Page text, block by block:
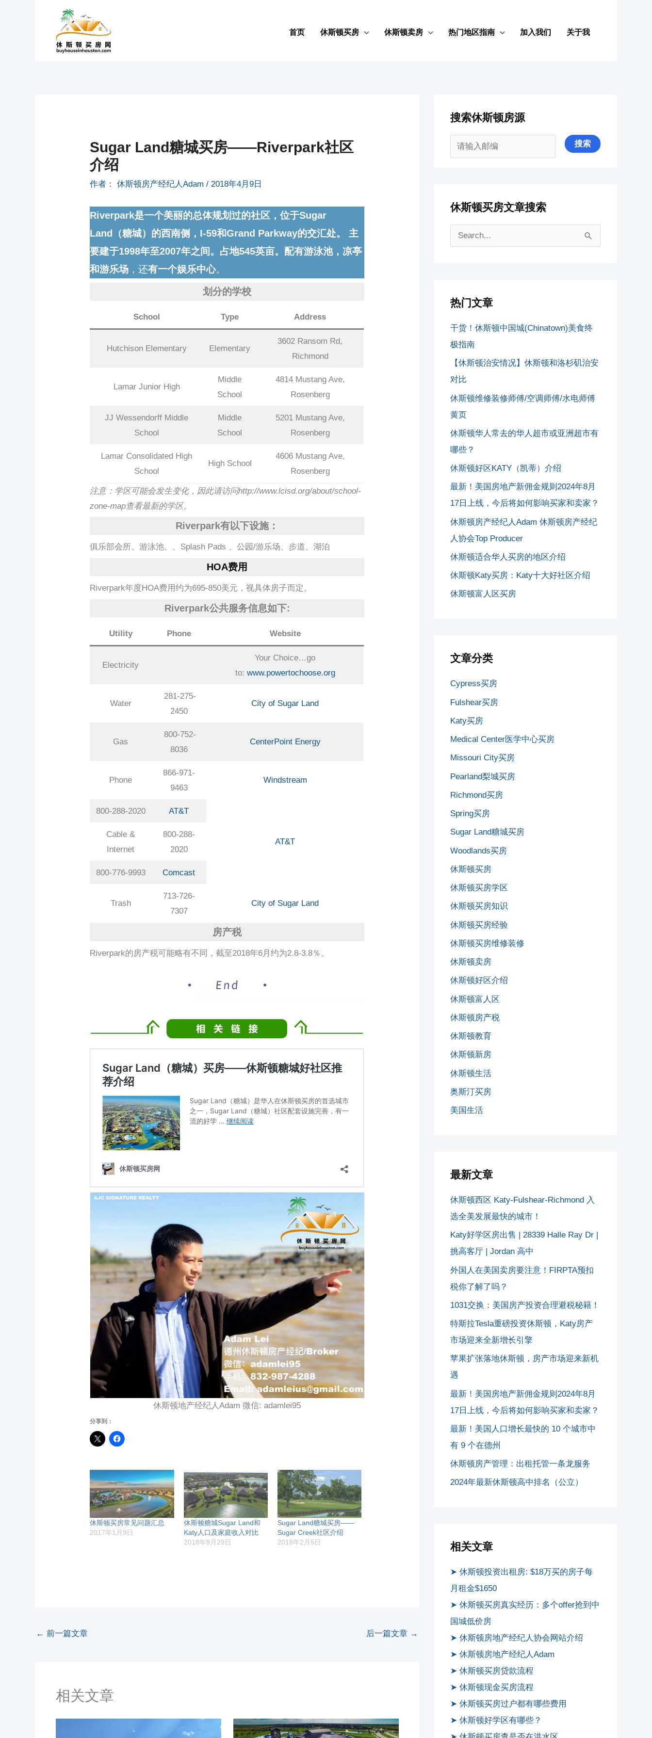
首页 休斯顿买房 休斯顿卖房 热门地区指南 加入我们 关于我
Sugar Land糖城买房——Riverpark社区
介绍
作者： 休斯顿房产经纪人Adam/2018年4月9日
Riverpark是一个美丽的总体规划过的社区，位于Sugar
Land（糖城）的西南侧，I-59和Grand Parkway的交汇处。 主
要建于1998年至2007年之间。占地545英亩。配有游泳池，凉亭
和游乐场 ，还有一个娱乐中心。
划分的学校
School Type Address
Hutchison Elementary Elementary
3602 Ransom Rd,
Richmond
Lamar Junior High
Middle
School
4814 Mustang Ave,
Rosenberg
JJ Wessendorff Middle
School
Middle
School
5201 Mustang Ave,
Rosenberg
Lamar Consolidated High
School
High School
4606 Mustang Ave,
Rosenberg
注意：学区可能会发生变化，因此请访问http://www.lcisd.org/about/school-
zone-map查看最新的学区。
Riverpark有以下设施：
俱乐部会所、游泳池、、Splash Pads 、公园/游乐场、步道、湖泊
HOA费用
Riverpark年度HOA费用约为695-850美元，视具体房子而定。
Riverpark公共服务信息如下:
Utility Phone Website
Electricity
Your Choice…go
to: www.powertochoose.org
Water
281-275-
2450
City of Sugar Land
Gas
800-752-
8036
CenterPoint Energy
Phone
866-971-
9463
Windstream
800-288-2020 AT&T
Cable &
Internet
800-288-
2020
AT&T
800-776-9993 Comcast
Trash
713-726-
7307
City of Sugar Land
房产税
Riverpark的房产税可能略有不同，截至2018年6月约为2.8-3.8％。
休斯顿地产经纪人Adam 微信: adamlei95
分享到：
休斯顿买房常见问题汇总
2017年1月9日
休斯顿糖城Sugar Land和
Katy人口及家庭收入对比
2018年9月29日
Sugar Land糖城买房——
Sugar Creek社区介绍
2018年2月5日
← 前一篇文章 后一篇文章 →
相关文章
搜索休斯顿房源
休斯顿买房文章搜索
热门文章
干货！休斯顿中国城(Chinatown)美食终
极指南
【休斯顿治安情况】休斯顿和洛杉矶治安
对比
休斯顿维修装修师傅/空调师傅/水电师傅
黄页
休斯顿华人常去的华人超市或亚洲超市有
哪些？
休斯顿好区KATY（凯蒂）介绍
最新！美国房地产新佣金规则2024年8月
17日上线，今后将如何影响买家和卖家？
休斯顿房产经纪人Adam 休斯顿房产经纪
人协会Top Producer
休斯顿适合华人买房的地区介绍
休斯顿Katy买房：Katy十大好社区介绍
休斯顿富人区买房
文章分类
Cypress买房
Fulshear买房
Katy买房
Medical Center医学中心买房
Missouri City买房
Pearland梨城买房
Richmond买房
Spring买房
Sugar Land糖城买房
Woodlands买房
休斯顿买房
休斯顿买房学区
休斯顿买房知识
休斯顿买房经验
休斯顿买房维修装修
休斯顿卖房
休斯顿好区介绍
休斯顿富人区
休斯顿房产税
休斯顿教育
休斯顿新房
休斯顿生活
奥斯汀买房
美国生活
最新文章
休斯顿西区 Katy-Fulshear-Richmond 入
选全美发展最快的城市！
Katy好学区房出售 | 28339 Halle Ray Dr |
挑高客厅 | Jordan 高中
外国人在美国卖房要注意！FIRPTA预扣
税你了解了吗？
1031交换：美国房产投资合理避税秘籍！
特斯拉Tesla重磅投资休斯顿，Katy房产
市场迎来全新增长引擎
苹果扩张落地休斯顿，房产市场迎来新机
遇
最新！美国房地产新佣金规则2024年8月
17日上线，今后将如何影响买家和卖家？
最新！美国人口增长最快的 10 个城市中
有 9 个在德州
休斯顿房产管理：出租托管一条龙服务
2024年最新休斯顿高中排名（公立）
相关文章
➤ 休斯顿投资出租房: $18万买的房子每
月租金$1650
➤ 休斯顿买房真实经历：多个offer抢到中
国城低价房
➤ 休斯顿房地产经纪人协会网站介绍
➤ 休斯顿房地产经纪人Adam
➤ 休斯顿买房贷款流程
➤ 休斯顿现金买房流程
➤ 休斯顿买房过户都有哪些费用
➤ 休斯顿好学区有哪些？